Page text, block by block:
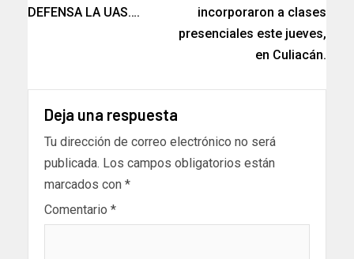
DEFENSA LA UAS….
incorporaron a clases
presenciales este jueves,
en Culiacán.
Deja una respuesta
Tu dirección de correo electrónico no será
publicada. Los campos obligatorios están
marcados con *
Comentario *